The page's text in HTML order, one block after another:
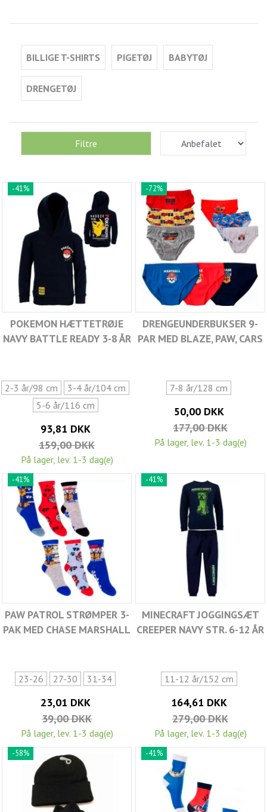
BILLIGE T-SHIRTS PIGETØJ BABYTØJ
DRENGETØJ
Filtre
-41%
POKEMON HÆTTETRØJE
NAVY BATTLE READY 3-8 ÅR
2-3 år/98 cm
3-4 år/104 cm
5-6 år/116 cm
93,81 DKK
159,00 DKK
På lager, lev. 1-3 dag(e)
-72%
DRENGEUNDERBUKSER 9-
PAR MED BLAZE, PAW, CARS
7-8 år/128 cm
50,00 DKK
177,00 DKK
På lager, lev. 1-3 dag(e)
-41%
PAW PATROL STRØMPER 3-
PAK MED CHASE MARSHALL
23-26 27-30 31-34
23,01 DKK
39,00 DKK
På lager, lev. 1-3 dag(e)
-41%
MINECRAFT JOGGINGSÆT
CREEPER NAVY STR. 6-12 ÅR
11-12 år/152 cm
164,61 DKK
279,00 DKK
På lager, lev. 1-3 dag(e)
-58% -41%